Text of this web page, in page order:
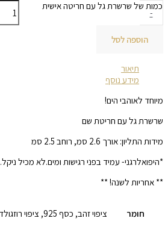
-
כמות של שרשרת גל עם חריטה אישית
הוספה לסל
תיאור
מידע נוסף
מיוחד לאוהבי הים!
שרשרת גל עם חריטת שם
מידות התליון: אורך 2.6 סמ, רוחב 2.5 סמ
*היפואלרגני- עמיד בפני רגישות ומים.לא מכיל ניקל.
** אחריות לשנה! **
חומר ציפוי זהב, כסף 925, ציפוי רוזגולד